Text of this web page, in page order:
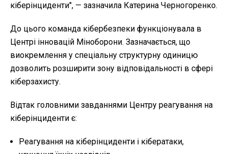
кіберінциденти", — зазначила Катерина Черногоренко.
До цього команда кібербезпеки функціонувала в
Центрі інновацій Міноборони. Зазначається, що
виокремлення у спеціальну структурну одиницю
дозволить розширити зону відповідальності в сфері
кіберзахисту.
Відтак головними завданнями Центру реагування на
кіберінциденти є:
Реагування на кіберінциденти і кібератаки,